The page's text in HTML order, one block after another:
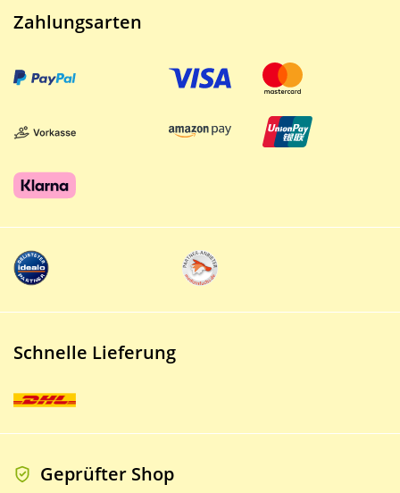
Zahlungsarten
Schnelle Lieferung
Geprüfter Shop